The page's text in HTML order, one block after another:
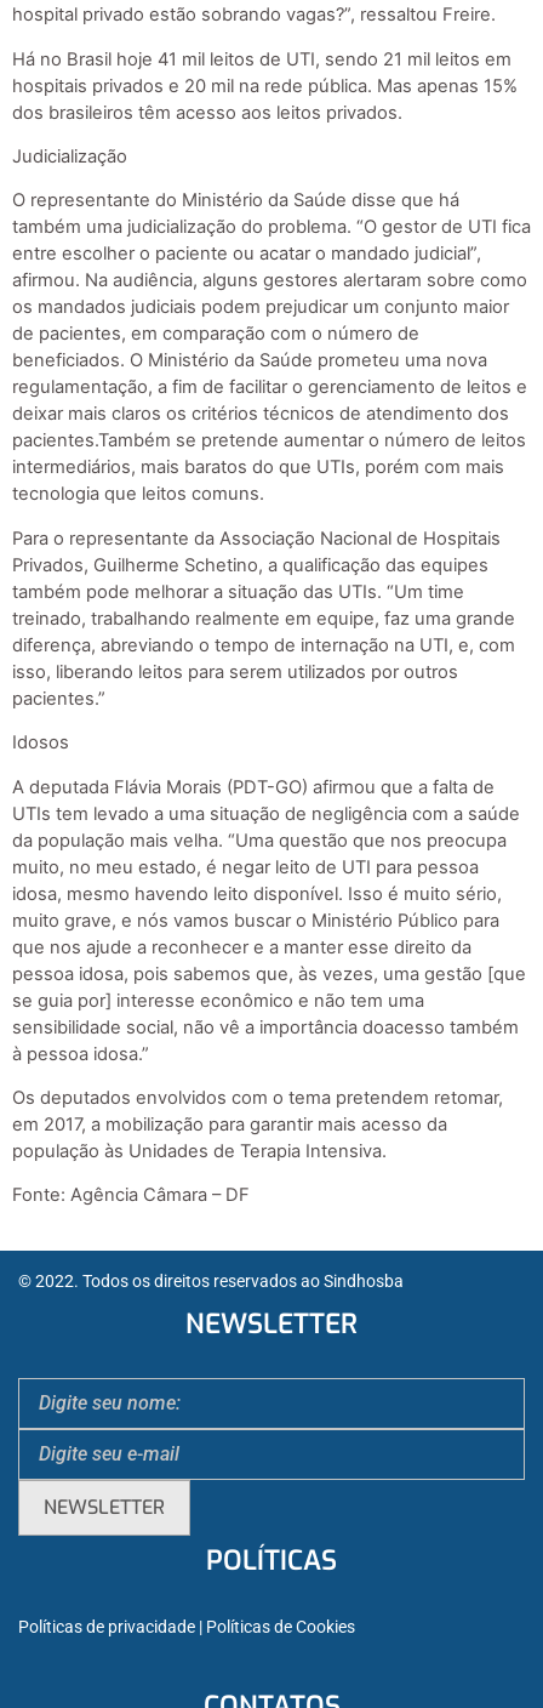
hospital privado estão sobrando vagas?”, ressaltou Freire.
Há no Brasil hoje 41 mil leitos de UTI, sendo 21 mil leitos em
hospitais privados e 20 mil na rede pública. Mas apenas 15%
dos brasileiros têm acesso aos leitos privados.
Judicialização
O representante do Ministério da Saúde disse que há
também uma judicialização do problema. “O gestor de UTI fica
entre escolher o paciente ou acatar o mandado judicial”,
afirmou. Na audiência, alguns gestores alertaram sobre como
os mandados judiciais podem prejudicar um conjunto maior
de pacientes, em comparação com o número de
beneficiados. O Ministério da Saúde prometeu uma nova
regulamentação, a fim de facilitar o gerenciamento de leitos e
deixar mais claros os critérios técnicos de atendimento dos
pacientes.Também se pretende aumentar o número de leitos
intermediários, mais baratos do que UTIs, porém com mais
tecnologia que leitos comuns.
Para o representante da Associação Nacional de Hospitais
Privados, Guilherme Schetino, a qualificação das equipes
também pode melhorar a situação das UTIs. “Um time
treinado, trabalhando realmente em equipe, faz uma grande
diferença, abreviando o tempo de internação na UTI, e, com
isso, liberando leitos para serem utilizados por outros
pacientes.”
Idosos
A deputada Flávia Morais (PDT-GO) afirmou que a falta de
UTIs tem levado a uma situação de negligência com a saúde
da população mais velha. “Uma questão que nos preocupa
muito, no meu estado, é negar leito de UTI para pessoa
idosa, mesmo havendo leito disponível. Isso é muito sério,
muito grave, e nós vamos buscar o Ministério Público para
que nos ajude a reconhecer e a manter esse direito da
pessoa idosa, pois sabemos que, às vezes, uma gestão [que
se guia por] interesse econômico e não tem uma
sensibilidade social, não vê a importância doacesso também
à pessoa idosa.”
Os deputados envolvidos com o tema pretendem retomar,
em 2017, a mobilização para garantir mais acesso da
população às Unidades de Terapia Intensiva.
Fonte: Agência Câmara – DF
© 2022. Todos os direitos reservados ao Sindhosba
NEWSLETTER
POLÍTICAS
Políticas de privacidade | Políticas de Cookies